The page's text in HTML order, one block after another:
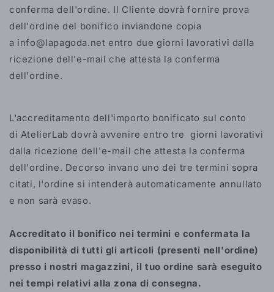
conferma dell'ordine. Il Cliente dovrà fornire prova
dell'ordine del bonifico inviandone copia
a info@lapagoda.net entro due giorni lavorativi dalla
ricezione dell'e-mail che attesta la conferma
dell'ordine.
L'accreditamento dell'importo bonificato sul conto
di AtelierLab dovrà avvenire entro tre giorni lavorativi
dalla ricezione dell'e-mail che attesta la conferma
dell'ordine. Decorso invano uno dei tre termini sopra
citati, l'ordine si intenderà automaticamente annullato
e non sarà evaso.
Accreditato il bonifico nei termini e confermata la
disponibilità di tutti gli articoli (presenti nell'ordine)
presso i nostri magazzini, il tuo ordine sarà eseguito
nei tempi relativi alla zona di consegna.